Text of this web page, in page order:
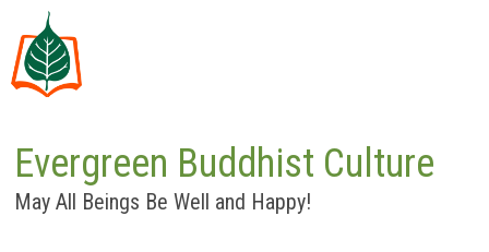
Evergreen Buddhist Culture
May All Beings Be Well and Happy!